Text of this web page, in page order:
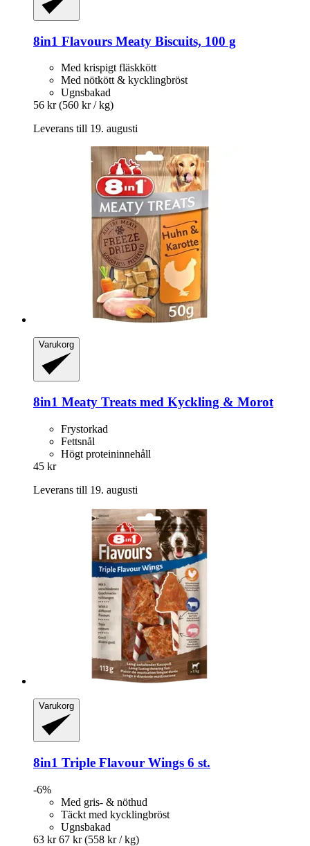
8in1 Flavours Meaty Biscuits, 100 g
Med krispigt fläskkött
Med nötkött & kycklingbröst
Ugnsbakad
56 kr (560 kr / kg)
Leverans till 19. augusti
Varukorg
8in1 Meaty Treats med Kyckling & Morot
Frystorkad
Fettsnål
Högt proteininnehåll
45 kr
Leverans till 19. augusti
Varukorg
8in1 Triple Flavour Wings 6 st.
-6%
Med gris- & nöthud
Täckt med kycklingbröst
Ugnsbakad
63 kr 67 kr (558 kr / kg)